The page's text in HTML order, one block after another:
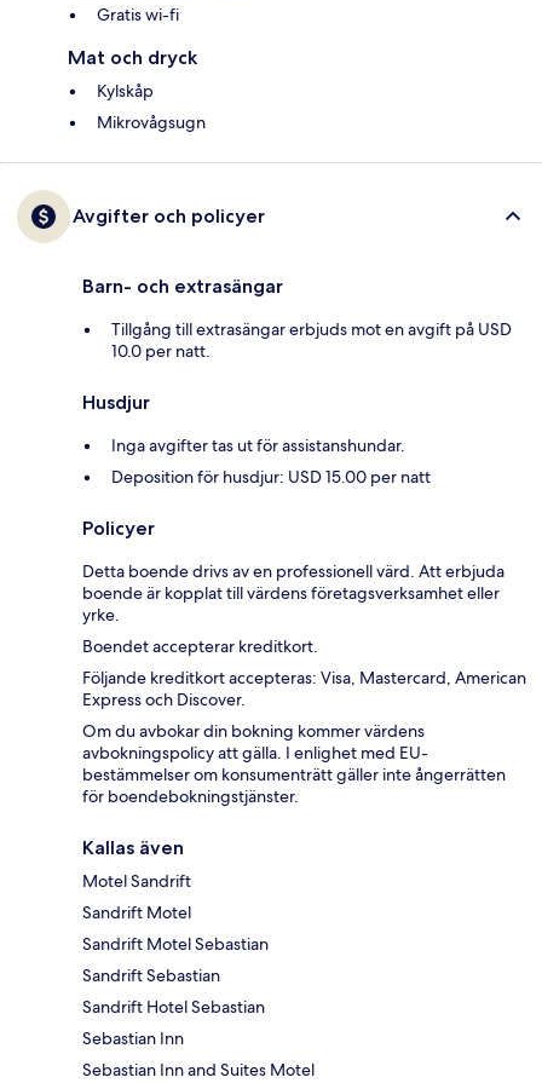
Gratis wi-fi
Mat och dryck
Kylskåp
Mikrovågsugn
Avgifter och policyer
Barn- och extrasängar
Tillgång till extrasängar erbjuds mot en avgift på USD
10.0 per natt.
Husdjur
Inga avgifter tas ut för assistanshundar.
Deposition för husdjur: USD 15.00 per natt
Policyer
Detta boende drivs av en professionell värd. Att erbjuda
boende är kopplat till värdens företagsverksamhet eller
yrke.
Boendet accepterar kreditkort.
Följande kreditkort accepteras: Visa, Mastercard, American
Express och Discover.
Om du avbokar din bokning kommer värdens
avbokningspolicy att gälla. I enlighet med EU-
bestämmelser om konsumenträtt gäller inte ångerrätten
för boendebokningstjänster.
Kallas även
Motel Sandrift
Sandrift Motel
Sandrift Motel Sebastian
Sandrift Sebastian
Sandrift Hotel Sebastian
Sebastian Inn
Sebastian Inn and Suites Motel